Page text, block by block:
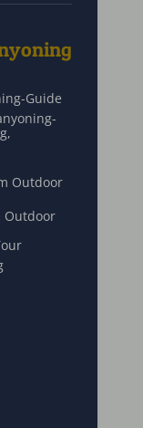
Guide
Outdoor
Outdoor